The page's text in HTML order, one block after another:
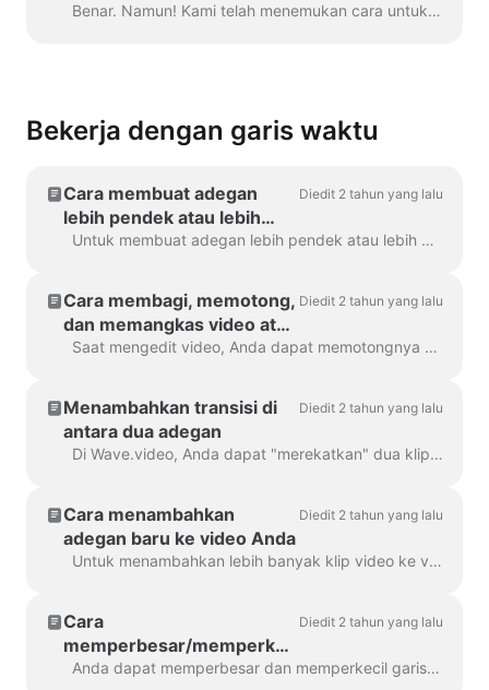
Wave.video
Benar. Namun! Kami telah menemukan cara untuk mengatasi hal ini, terima kasih kepada pengguna yang kreatif dan tim dukungan kami. Yang perlu Anda lakukan adalah membuat file vektor/ima...
Bekerja dengan garis waktu
Cara membuat adegan
lebih pendek atau lebih
panjang
Diedit 2 tahun yang lalu
Untuk membuat adegan lebih pendek atau lebih panjang, cukup seret bingkai di sepanjang garis waktu, seperti ini: Jika adegan Anda berupa video, perhatikan di sebelah kanan, Anda akan...
Cara membagi, memotong,
dan memangkas video atau
adegan video
Diedit 2 tahun yang lalu
Saat mengedit video, Anda dapat memotongnya menjadi beberapa bagian yang Anda inginkan, dengan klik sederhana pada timeline dan menekan ikon gunting. Anda dapat menyisipkan...
Menambahkan transisi di
antara dua adegan
Diedit 2 tahun yang lalu
Di Wave.video, Anda dapat "merekatkan" dua klip video menjadi satu dengan menambahkan transisi di antara dua adegan. Transisi adalah teknik pengeditan video yang memungkinkan...
Cara menambahkan
adegan baru ke video Anda
Diedit 2 tahun yang lalu
Untuk menambahkan lebih banyak klip video ke video Anda, cukup klik ikon Plus di timeline. Ini akan menampilkan semua opsi. Untuk menghapus klip video yang...
Cara
memperbesar/memperkecil
garis waktu di Wave.video
Diedit 2 tahun yang lalu
Anda dapat memperbesar dan memperkecil garis waktu di Wave.video untuk membuat proses pengeditan lebih nyaman dan tepat. Fitur ini dapat ditemukan di bawah tombol ...